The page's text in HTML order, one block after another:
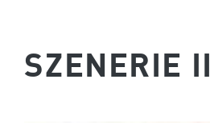
SZENERIE II